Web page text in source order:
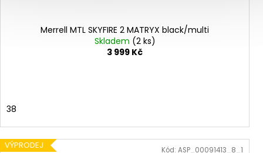
Merrell MTL SKYFIRE 2 MATRYX black/multi
Skladem (2 ks)
3 999 Kč
38
VÝPRODEJ Kód: ASP_00091413_8_1